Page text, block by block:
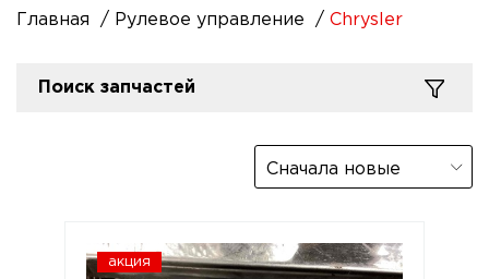
Главная Рулевое управление Chrysler
Поиск запчастей
Сначала новые
акция